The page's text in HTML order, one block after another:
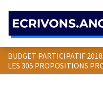
BUDGET PARTICIPATIF 2018
LES 305 PROPOSITIONS